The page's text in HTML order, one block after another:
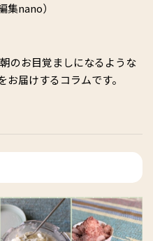
nano）
のお目覚ましになるような
届けするコラムです。